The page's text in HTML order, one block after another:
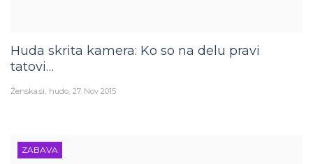
Huda skrita kamera: Ko so na delu pravi
tatovi…
Ženska.si hudo 27. Nov 2015
ZABAVA